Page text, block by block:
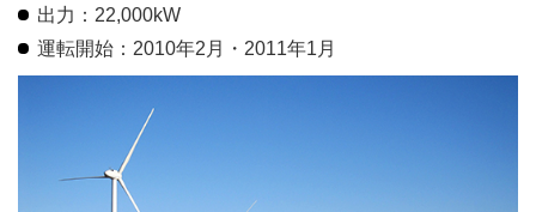
出力：22,000kW
運転開始：2010年2月・2011年1月